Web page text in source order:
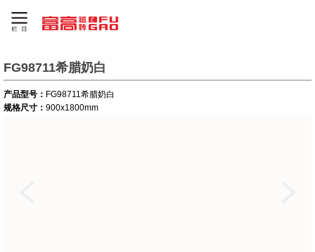
FG98711希腊奶白
产品型号： FG98711希腊奶白
规格尺寸： 900x1800mm